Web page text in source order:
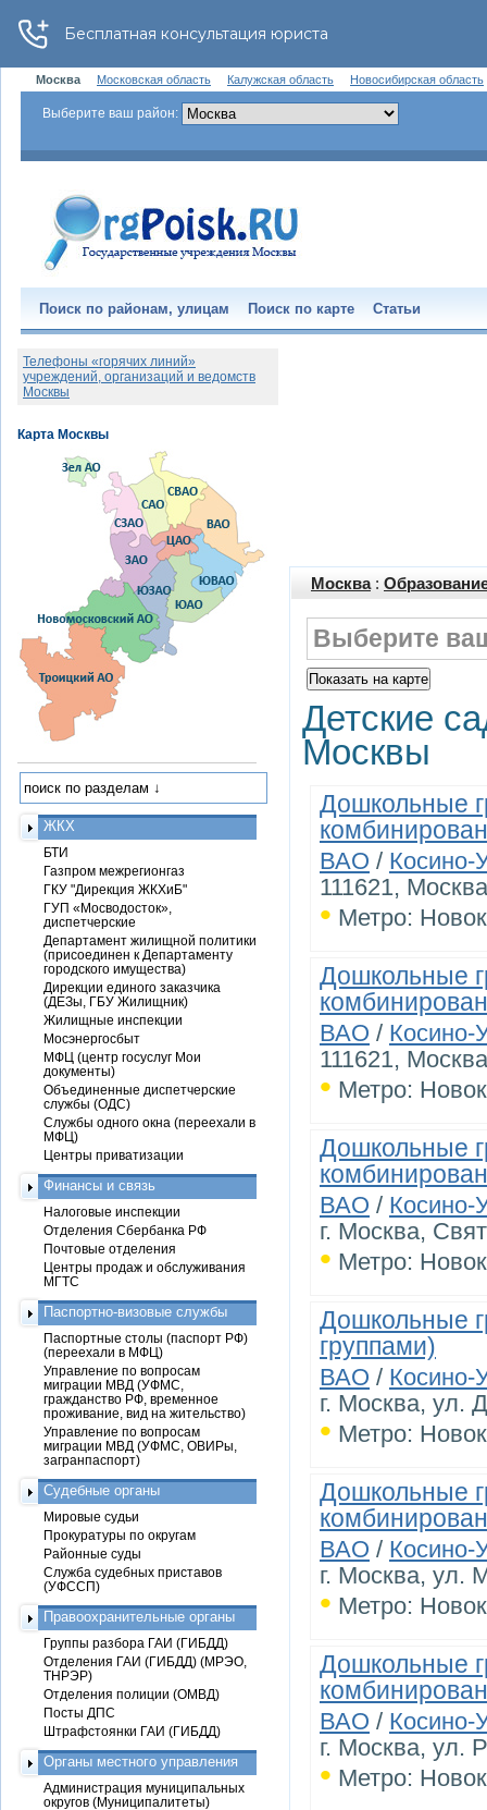
Москва Московская область Калужская область Новосибирская область
Выберите ваш район:
Поиск по районам, улицам Поиск по карте Статьи
Москва:
Выберите
Детские
Москвы
Дошкольные
ВАО / Косино-
111621,
• Метро:
Дошкольные
ВАО / Косино-
111621,
• Метро:
Дошкольные
ВАО / Косино-
г. Москва,
• Метро:
Дошкольные
группами)
ВАО / Косино-
г. Москва, ул.
• Метро:
Дошкольные
ВАО / Косино-
г. Москва, ул.
• Метро:
Дошкольные
ВАО / Косино-
г. Москва, ул.
• Метро:
Телефоны «горячих линий»
учреждений, организаций и ведомств
Москвы
ЖКХ
БТИ
Газпром межрегионгаз
ГКУ "Дирекция ЖКХиБ"
ГУП «Мосводосток»,
диспетчерские
Департамент жилищной политики
(присоединен к Департаменту
городского имущества)
Дирекции единого заказчика
(ДЕЗы, ГБУ Жилищник)
Жилищные инспекции
Мосэнергосбыт
МФЦ (центр госуслуг Мои
документы)
Объединенные диспетчерские
службы (ОДС)
Службы одного окна (переехали в
МФЦ)
Центры приватизации
Финансы и связь
Налоговые инспекции
Отделения Сбербанка РФ
Почтовые отделения
Центры продаж и обслуживания
МГТС
Паспортно-визовые службы
Паспортные столы (паспорт РФ)
(переехали в МФЦ)
Управление по вопросам
миграции МВД (УФМС,
гражданство РФ, временное
проживание, вид на жительство)
Управление по вопросам
миграции МВД (УФМС, ОВИРы,
загранпаспорт)
Судебные органы
Мировые судьи
Прокуратуры по округам
Районные суды
Служба судебных приставов
(УФССП)
Правоохранительные органы
Группы разбора ГАИ (ГИБДД)
Отделения ГАИ (ГИБДД) (МРЭО,
ТНРЭР)
Отделения полиции (ОМВД)
Посты ДПС
Штрафстоянки ГАИ (ГИБДД)
Органы местного управления
Администрация муниципальных
округов (Муниципалитеты)